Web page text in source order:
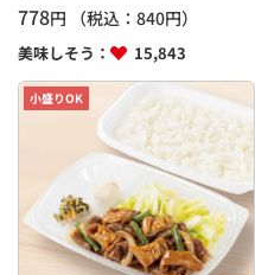
778円 （税込： 840円）
美味しそう： 15,843
小盛りOK